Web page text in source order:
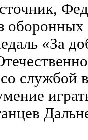
«За
службой